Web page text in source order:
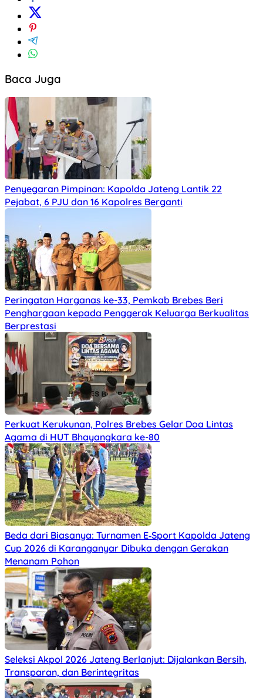
Baca Juga
Penyegaran Pimpinan: Kapolda Jateng Lantik 22
Pejabat, 6 PJU dan 16 Kapolres Berganti
Peringatan Harganas ke-33, Pemkab Brebes Beri
Penghargaan kepada Penggerak Keluarga Berkualitas
Berprestasi
Perkuat Kerukunan, Polres Brebes Gelar Doa Lintas
Agama di HUT Bhayangkara ke-80
Beda dari Biasanya: Turnamen E‑Sport Kapolda Jateng
Cup 2026 di Karanganyar Dibuka dengan Gerakan
Menanam Pohon
Seleksi Akpol 2026 Jateng Berlanjut: Dijalankan Bersih,
Transparan, dan Berintegritas